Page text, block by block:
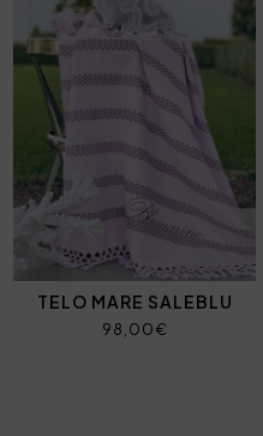
TELO MARE SALEBLU
98,00€